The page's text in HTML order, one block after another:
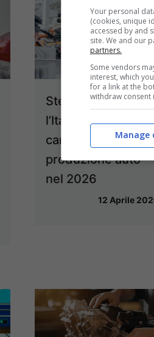
Stellantis rilancia
l’Italia: ecco come
cambierà la
produzione auto
nel 2026
12 Aprile
Your personal
(cookies, unique
accessed by and
site. We and our
partners.
Some vendors
interest, which
for a link at the
withdraw consent
Manage